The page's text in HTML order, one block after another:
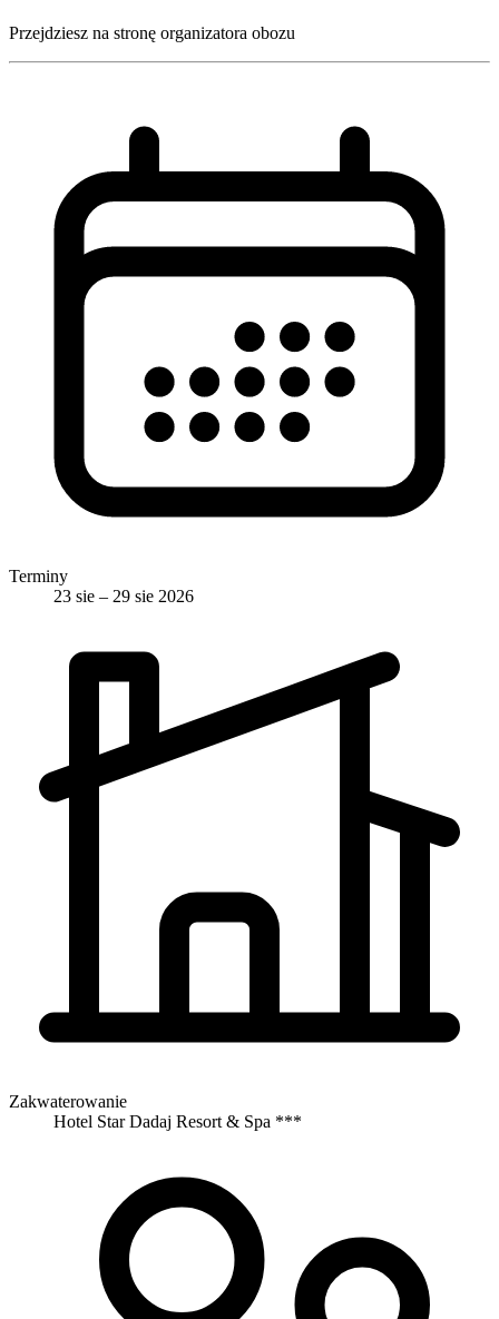
Przejdziesz na stronę organizatora obozu
Terminy
23 sie – 29 sie 2026
Zakwaterowanie
Hotel Star Dadaj Resort & Spa ***